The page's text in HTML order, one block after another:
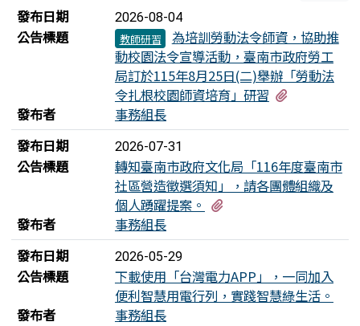
新聞列表
發布日期 2026-08-04
公告標題 教師研習
為培訓勞動法令師資，協助推
動校園法令宣導活動，臺南市政府勞工
局訂於115年8月25日(二)舉辦「勞動法
令扎根校園師資培育」研習
發布者
事務組長
發布日期
2026-07-31
公告標題
轉知臺南市政府文化局「116年度臺南市
社區營造徵選須知」，請各團體組織及
個人踴躍提案。
發布者
事務組長
發布日期
2026-05-29
公告標題
下載使用「台灣電力APP」，一同加入
便利智慧用電行列，實踐智慧綠生活。
發布者
事務組長